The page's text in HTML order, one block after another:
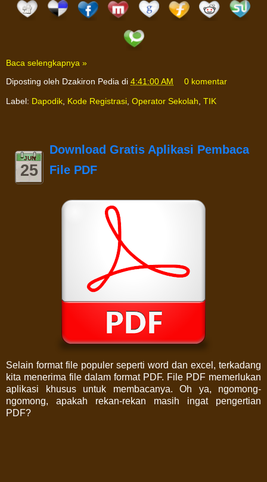
Baca selengkapnya »
Diposting oleh Dzakiron Pedia di 4:41:00 AM 0 komentar
Label: Dapodik, Kode Registrasi, Operator Sekolah, TIK
JUN
25
Download Gratis Aplikasi Pembaca
File PDF
Selain format file populer seperti word dan excel, terkadang
kita menerima file dalam format PDF. File PDF memerlukan
aplikasi khusus untuk membacanya. Oh ya, ngomong-
ngomong, apakah rekan-rekan masih ingat pengertian
PDF?